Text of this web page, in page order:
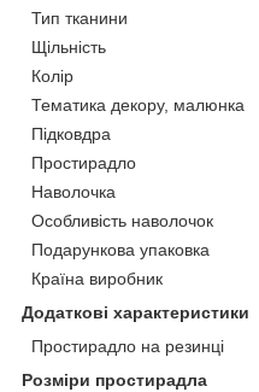
Тип тканини
Щільність
Колір
Тематика декору, малюнка
Підковдра
Простирадло
Наволочка
Особливість наволочок
Подарункова упаковка
Країна виробник
Додаткові характеристики
Простирадло на резинці
Розміри простирадла